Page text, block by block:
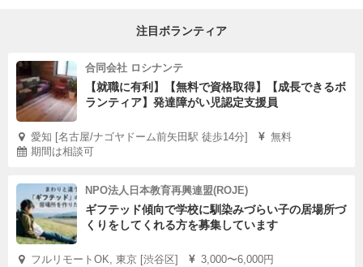
注目ボランティア
合同会社 ロシナンテ
【就職に有利】【無料で資格取得】【成長できるボ
ランティア】発達障がい児認定支援員
愛知 [名古屋/ナゴヤドーム前矢田駅 徒歩14分]
無料
期間は相談可
NPO法人日本教育再興連盟(ROJE)
ギフテッド傾向で学校に馴染みづらい子の居場所づ
くりをしてくれる方を募集しています
フルリモートOK, 東京 [渋谷区]
3,000〜6,000円